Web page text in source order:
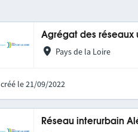
Agrégat des réseaux
Pays de la Loire
créé le 21/09/2022
Réseau interurbain